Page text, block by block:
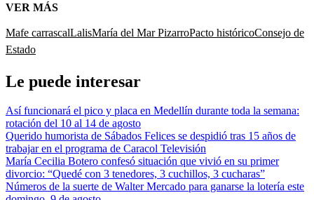
VER MÁS
Mafe carrascalLalisMaría del Mar PizarroPacto históricoConsejo de
Estado
Le puede interesar
Así funcionará el pico y placa en Medellín durante toda la semana:
rotación del 10 al 14 de agosto
Querido humorista de Sábados Felices se despidió tras 15 años de
trabajar en el programa de Caracol Televisión
María Cecilia Botero confesó situación que vivió en su primer
divorcio: “Quedé con 3 tenedores, 3 cuchillos, 3 cucharas”
Números de la suerte de Walter Mercado para ganarse la lotería este